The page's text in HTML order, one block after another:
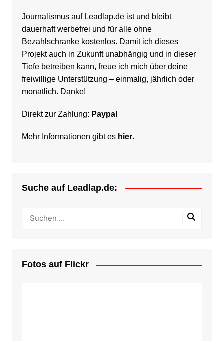
Journalismus auf Leadlap.de ist und bleibt
dauerhaft werbefrei und für alle ohne
Bezahlschranke kostenlos. Damit ich dieses
Projekt auch in Zukunft unabhängig und in dieser
Tiefe betreiben kann, freue ich mich über deine
freiwillige Unterstützung – einmalig, jährlich oder
monatlich. Danke!
Direkt zur Zahlung: Paypal
Mehr Informationen gibt es hier.
Suche auf Leadlap.de:
Fotos auf Flickr